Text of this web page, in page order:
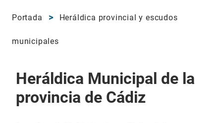
Portada Heráldica provincial y escudos
municipales
Heráldica Municipal de la
provincia de Cádiz